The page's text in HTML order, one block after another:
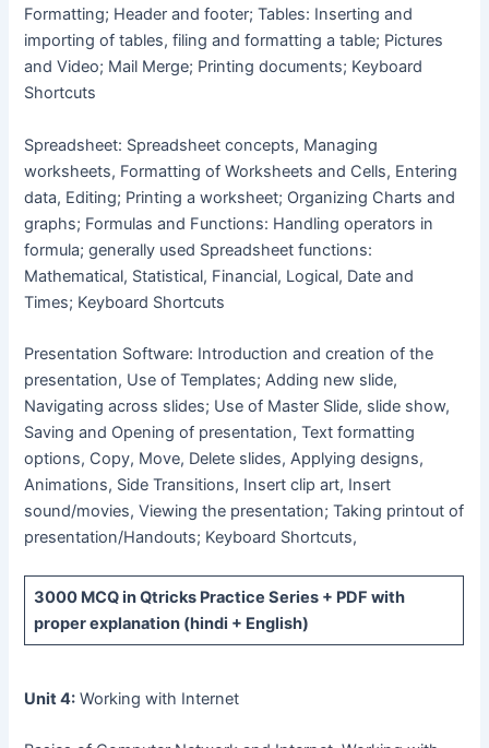
Formatting; Header and footer; Tables: Inserting and
importing of tables, filing and formatting a table; Pictures
and Video; Mail Merge; Printing documents; Keyboard
Shortcuts
Spreadsheet: Spreadsheet concepts, Managing
worksheets, Formatting of Worksheets and Cells, Entering
data, Editing; Printing a worksheet; Organizing Charts and
graphs; Formulas and Functions: Handling operators in
formula; generally used Spreadsheet functions:
Mathematical, Statistical, Financial, Logical, Date and
Times; Keyboard Shortcuts
Presentation Software: Introduction and creation of the
presentation, Use of Templates; Adding new slide,
Navigating across slides; Use of Master Slide, slide show,
Saving and Opening of presentation, Text formatting
options, Copy, Move, Delete slides, Applying designs,
Animations, Side Transitions, Insert clip art, Insert
sound/movies, Viewing the presentation; Taking printout of
presentation/Handouts; Keyboard Shortcuts,
3000 MCQin Qtricks Practice Series + PDF with
proper explanation (hindi + English)
Unit 4: Working with Internet